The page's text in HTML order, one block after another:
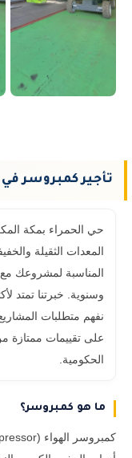
تأجير كمبروسر
حي الحمراء بمكة
المعدات الثقيلة
المناسبة لمشروعك
نفهم متطلبات
على تقييمات ممتازة
الحكومية.
ما هو كمبروسر؟